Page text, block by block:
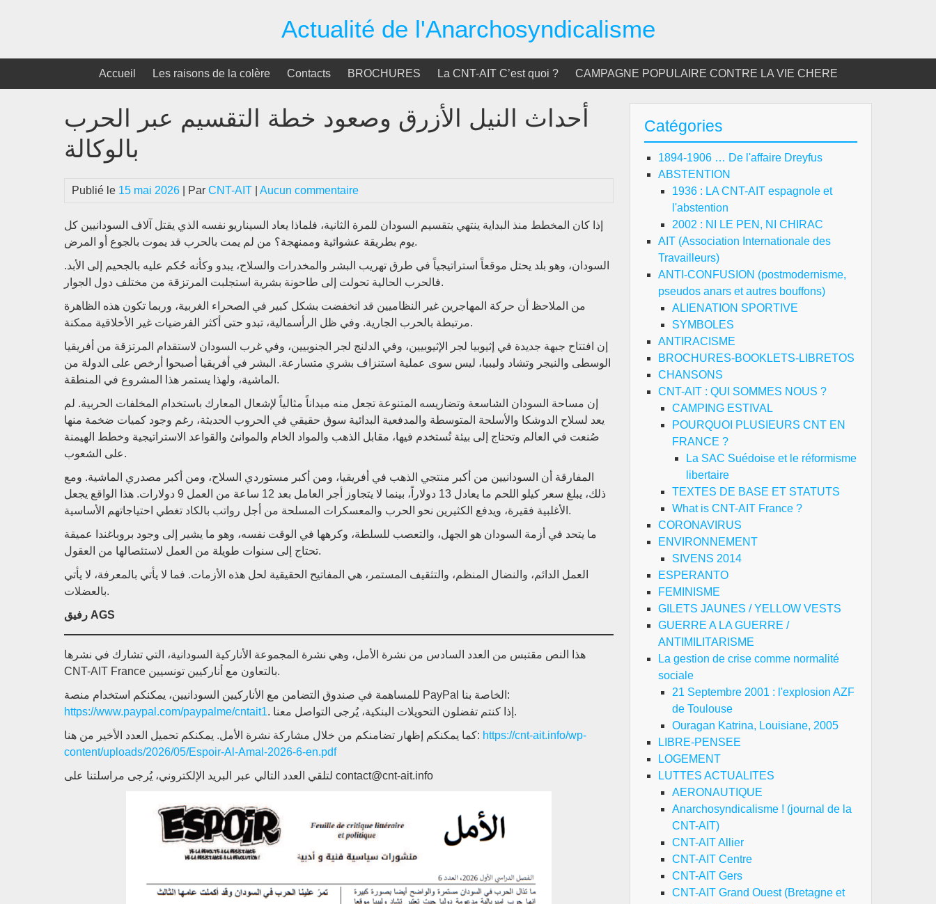
Actualité de l'Anarchosyndicalisme
Accueil Les raisons de la colère Contacts BROCHURES La CNT-AIT C’est quoi ? CAMPAGNE POPULAIRE CONTRE LA VIE CHERE
أحداث النيل الأزرق وصعود خطة التقسيم عبر الحرب
بالوكالة
Publié le 15 mai 2026 | Par CNT-AIT Aucun commentaire
إذا كان المخطط منذ البداية ينتهي بتقسيم السودان للمرة الثانية، فلماذا يعاد السيناريو نفسه الذي يقتل آلاف السودانيين كل
يوم بطريقة عشوائية وممنهجة؟ من لم يمت بالحرب قد يموت بالجوع أو المرض.
السودان، وهو بلد يحتل موقعاً استراتيجياً في طرق تهريب البشر والمخدرات والسلاح، يبدو وكأنه حُكم عليه بالجحيم إلى الأبد.
فالحرب الحالية تحولت إلى طاحونة بشرية استجلبت المرتزقة من مختلف دول الجوار.
من الملاحظ أن حركة المهاجرين غير النظاميين قد انخفضت بشكل كبير في الصحراء الغربية، وربما تكون هذه الظاهرة
مرتبطة بالحرب الجارية. وفي ظل الرأسمالية، تبدو حتى أكثر الفرضيات غير الأخلاقية ممكنة.
إن افتتاح جبهة جديدة في إثيوبيا لجر الإثيوبيين، وفي الدلنج لجر الجنوبيين، وفي غرب السودان لاستقدام المرتزقة من أفريقيا
الوسطى والنيجر وتشاد وليبيا، ليس سوى عملية استنزاف بشري متسارعة. البشر في أفريقيا أصبحوا أرخص على الدولة من
الماشية، ولهذا يستمر هذا المشروع في المنطقة.
إن مساحة السودان الشاسعة وتضاريسه المتنوعة تجعل منه ميداناً مثالياً لإشعال المعارك باستخدام المخلفات الحربية. لم
يعد لسلاح الدوشكا والأسلحة المتوسطة والمدفعية البدائية سوق حقيقي في الحروب الحديثة، رغم وجود كميات ضخمة منها
صُنعت في العالم وتحتاج إلى بيئة تُستخدم فيها، مقابل الذهب والمواد الخام والموانئ والقواعد الاستراتيجية وخطط الهيمنة
على الشعوب.
المفارقة أن السودانيين من أكبر منتجي الذهب في أفريقيا، ومن أكبر مستوردي السلاح، ومن أكبر مصدري الماشية. ومع
ذلك، يبلغ سعر كيلو اللحم ما يعادل 13 دولاراً، بينما لا يتجاوز أجر العامل بعد 12 ساعة من العمل 9 دولارات. هذا الواقع يجعل
الأغلبية فقيرة، ويدفع الكثيرين نحو الحرب والمعسكرات المسلحة من أجل رواتب بالكاد تغطي احتياجاتهم الأساسية.
ما يتحد في أزمة السودان هو الجهل، والتعصب للسلطة، وكرهها في الوقت نفسه، وهو ما يشير إلى وجود بروباغندا عميقة
تحتاج إلى سنوات طويلة من العمل لاستئصالها من العقول.
العمل الدائم، والنضال المنظم، والتثقيف المستمر، هي المفاتيح الحقيقية لحل هذه الأزمات. فما لا يأتي بالمعرفة، لا يأتي
بالعضلات.
رفيق AGS
هذا النص مقتبس من العدد السادس من نشرة الأمل، وهي نشرة المجموعة الأناركية السودانية، التي تشارك في نشرها
CNT-AIT France بالتعاون مع أناركيين تونسيين.
للمساهمة في صندوق التضامن مع الأناركيين السودانيين، يمكنكم استخدام منصة PayPal الخاصة بنا:
https://www.paypal.com/paypalme/cntait1
. إذا كنتم تفضلون التحويلات البنكية، يُرجى التواصل معنا.
كما يمكنكم إظهار تضامنكم من خلال مشاركة نشرة الأمل. يمكنكم تحميل العدد الأخير من هنا: https://cnt-ait.info/wp-
content/uploads/2026/05/Espoir-Al-Amal-2026-6-en.pdf
لتلقي العدد التالي عبر البريد الإلكتروني، يُرجى مراسلتنا على contact@cnt-ait.info
Catégories
1894-1906 … De l'affaire Dreyfus
ABSTENTION
1936 : LA CNT-AIT espagnole et
l'abstention
2002 : NI LE PEN, NI CHIRAC
AIT (Association Internationale des
Travailleurs)
ANTI-CONFUSION (postmodernisme,
pseudos anars et autres bouffons)
ALIENATION SPORTIVE
SYMBOLES
ANTIRACISME
BROCHURES-BOOKLETS-LIBRETOS
CHANSONS
CNT-AIT : QUI SOMMES NOUS ?
CAMPING ESTIVAL
POURQUOI PLUSIEURS CNT EN
FRANCE ?
La SAC Suédoise et le réformisme
libertaire
TEXTES DE BASE ET STATUTS
What is CNT-AIT France ?
CORONAVIRUS
ENVIRONNEMENT
SIVENS 2014
ESPERANTO
FEMINISME
GILETS JAUNES / YELLOW VESTS
GUERRE A LA GUERRE /
ANTIMILITARISME
La gestion de crise comme normalité
sociale
21 Septembre 2001 : l'explosion AZF
de Toulouse
Ouragan Katrina, Louisiane, 2005
LIBRE-PENSEE
LOGEMENT
LUTTES ACTUALITES
AERONAUTIQUE
Anarchosyndicalisme ! (journal de la
CNT-AIT)
CNT-AIT Allier
CNT-AIT Centre
CNT-AIT Gers
CNT-AIT Grand Ouest (Bretagne et